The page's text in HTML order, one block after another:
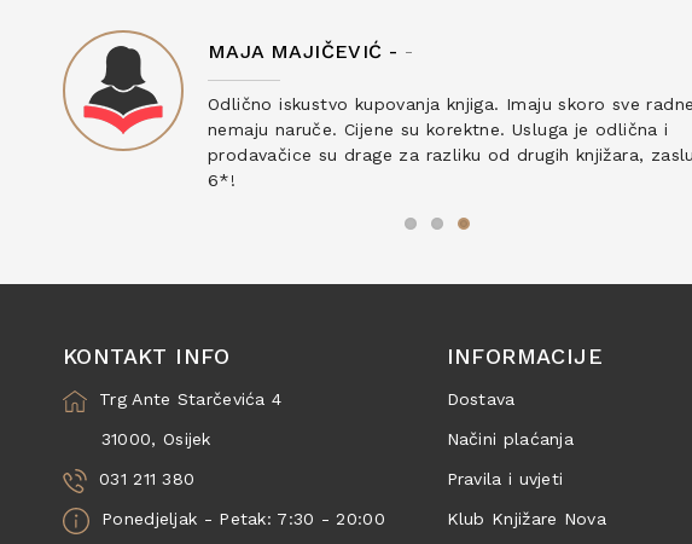
MAJA MAJIČEVIĆ - -
Odlično iskustvo kupovanja knjiga. Imaju skoro sve
nemaju naruče. Cijene su korektne. Usluga je odlična i
prodavačice su drage za razliku od drugih knjižara,
6*!
KONTAKT INFO
Trg Ante Starčevića 4
31000, Osijek
031 211 380
Ponedjeljak - Petak: 7:30 - 20:00
INFORMACIJE
Dostava
Načini plaćanja
Pravila i uvjeti
Klub Knjižare Nova